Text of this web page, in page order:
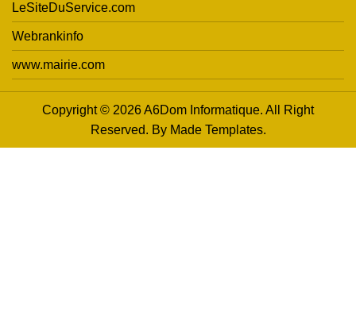
LeSiteDuService.com
Webrankinfo
www.mairie.com
Copyright © 2026 A6Dom Informatique. All Right
Reserved. By Made Templates.